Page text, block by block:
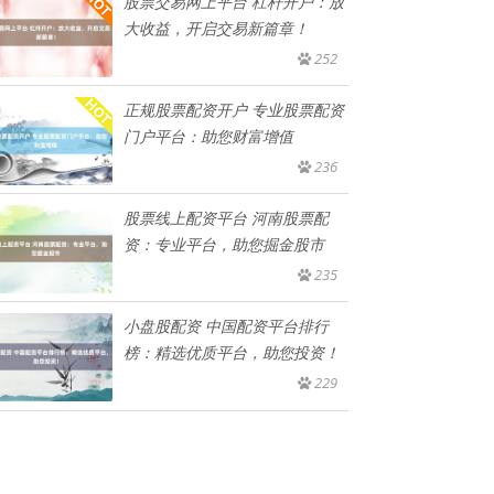
大收益，开启交易新篇章！
252
正规股票配资开户 专业股票配资
门户平台：助您财富增值
236
股票线上配资平台 河南股票配
资：专业平台，助您掘金股市
235
小盘股配资 中国配资平台排行
榜：精选优质平台，助您投资！
229